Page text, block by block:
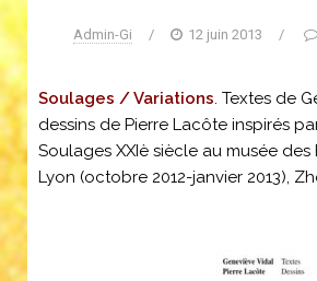
Admin-Gi / 12 juin 2013 /
Soulages / Variations. Textes de
dessins de Pierre Lacôte inspirés
Soulages XXIè siècle au musée
Lyon (octobre 2012-janvier 2013),